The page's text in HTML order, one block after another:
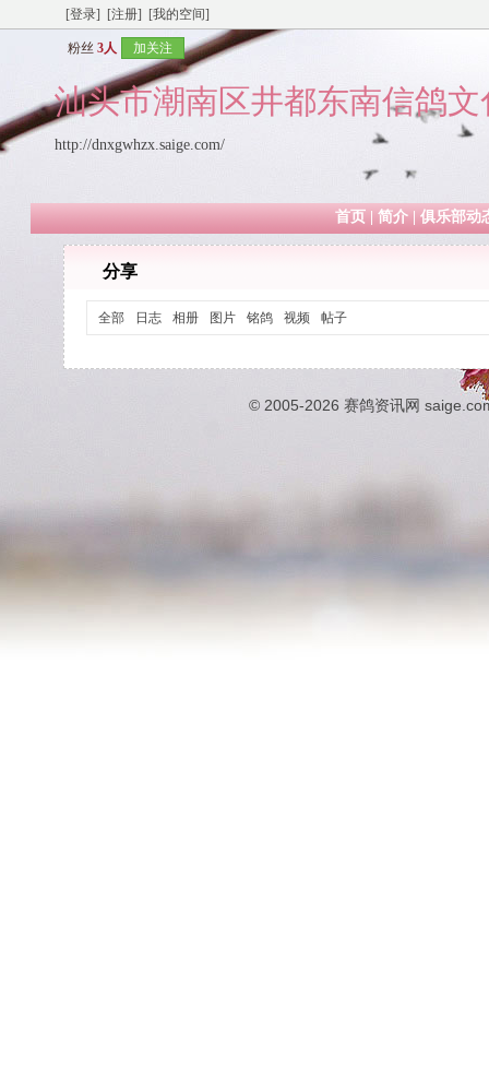
[登录] [注册] [我的空间]
粉丝 3人 加关注
汕头市潮南区井都东南信鸽文
http://dnxgwhzx.saige.com/
首页 简介 俱乐部动
分享
全部 日志 相册 图片 铭鸽 视频 帖子
© 2005-2026 赛鸽资讯网